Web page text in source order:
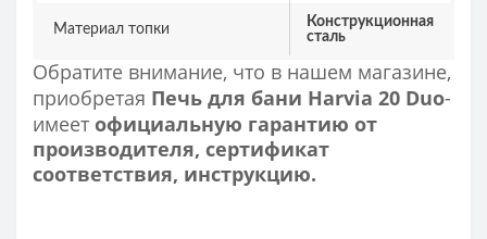
Материал топки
Конструкционная
сталь
Обратите внимание, что в нашем магазине,
приобретая Печь для бани Harvia 20 Duo-
имеет официальную гарантию от
производителя, сертификат
соответствия, инструкцию.